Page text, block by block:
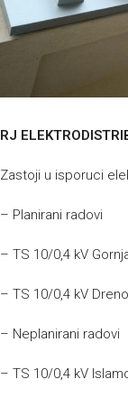
RJ
Zastoji u isporuci
– Planirani radovi
– TS 10/0,4 kV
– TS 10/0,4 kV
– Neplanirani radovi
– TS 10/0,4 kV